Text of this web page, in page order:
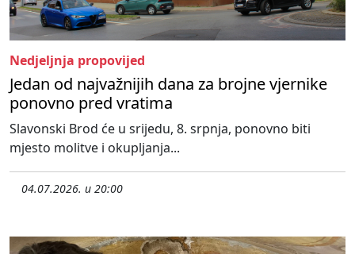
Nedjeljnja propovijed
Jedan od najvažnijih dana za brojne vjernike
ponovno pred vratima
Slavonski Brod će u srijedu, 8. srpnja, ponovno biti
mjesto molitve i okupljanja...
04.07.2026. u 20:00